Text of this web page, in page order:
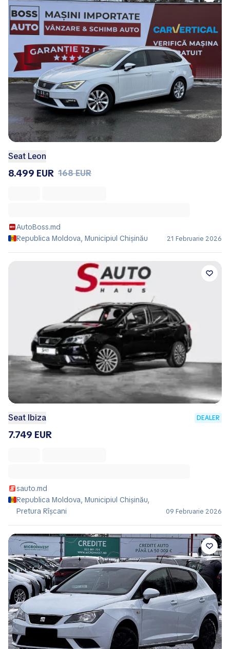
Seat Leon
8.499 EUR 168 EUR
AutoBoss.md
Republica Moldova, Municipiul Chișinău
21 Februarie 2026
Seat Ibiza DEALER
7.749 EUR
sauto.md
Republica Moldova, Municipiul Chișinău,
Pretura Rîşcani
09 Februarie 2026